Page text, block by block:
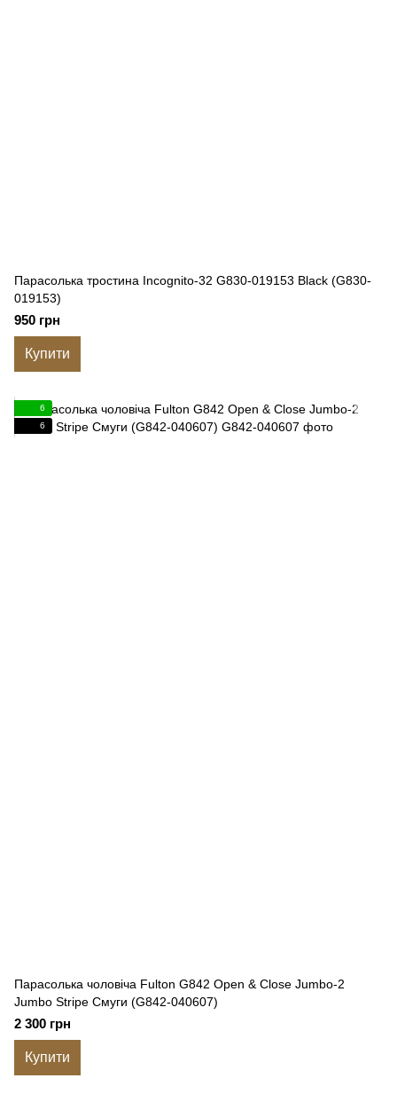
Парасолька тростина Incognito-32 G830-019153 Black (G830-
019153)
950 грн
Купити
6
6
Парасолька чоловіча Fulton G842 Open & Close Jumbo-2
Jumbo Stripe Смуги (G842-040607)
2 300 грн
Купити